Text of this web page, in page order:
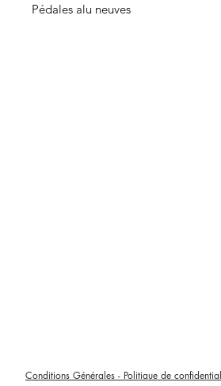
Pédales alu neuves
Conditions Générales - Politique de